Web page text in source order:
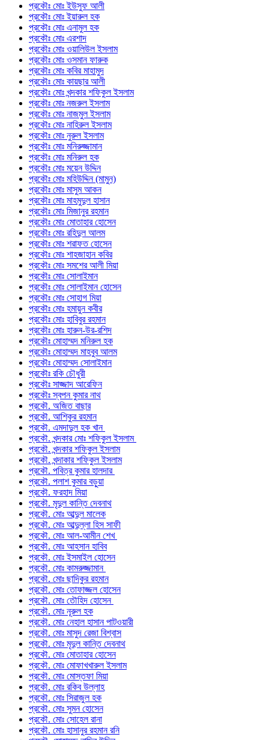
প্রকৌঃ মোঃ ইউসুফ আলী
প্রকৌঃ মোঃ ইয়ারুল হক
প্রকৌঃ মোঃ এনামুল হক
প্রকৌঃ মোঃ এরশাদ
প্রকৌঃ মোঃ ওয়ালিউল ইসলাম
প্রকৌঃ মোঃ ওসমান ফারুক
প্রকৌঃ মোঃ কবির মাহামুদ
প্রকৌঃ মোঃ কায়ছার আলী
প্রকৌঃ মোঃ খন্দকার শফিকুল ইসলাম
প্রকৌঃ মোঃ নজরুল ইসলাম
প্রকৌঃ মোঃ নাজমুল ইসলাম
প্রকৌঃ মোঃ নাহিরুল ইসলাম
প্রকৌঃ মোঃ নুরুল ইসলাম
প্রকৌঃ মোঃ মনিরুজ্জামান
প্রকৌঃ মোঃ মনিরুল হক
প্রকৌঃ মোঃ ময়েন উদ্দিন
প্রকৌঃ মোঃ মহিউদ্দিন (মামুন)
প্রকৌঃ মোঃ মাসুম আকন
প্রকৌঃ মোঃ মাহমুদুল হাসান
প্রকৌঃ মোঃ মিজানুর রহমান
প্রকৌঃ মোঃ মোতাহার হোসেন
প্রকৌঃ মোঃ রহিদুল আলম
প্রকৌঃ মোঃ শরাফত হোসেন
প্রকৌঃ মোঃ শাহজাহান কবির
প্রকৌঃ মোঃ সমশের আলী মিয়া
প্রকৌঃ মোঃ সোলাইমান
প্রকৌঃ মোঃ সোলাইমান হোসেন
প্রকৌঃ মোঃ সোহাগ মিয়া
প্রকৌঃ মোঃ হমায়ুন কবীর
প্রকৌঃ মোঃ হাবিবুর রহমান
প্রকৌঃ মোঃ হারুন-উর-রশিদ
প্রকৌঃ মোহাম্মদ মনিরুল হক
প্রকৌঃ মোহাম্মদ মাহবুব আলম
প্রকৌঃ মোহাম্মদ সোলাইমান
প্রকৌঃ রকি চৌধুরী
প্রকৌঃ সাজ্জাদ আরেফিন
প্রকৌঃ স্বপন কুমার নাথ
প্রকৌ. অজিত বাছার
প্রকৌ. আশিকুর রহমান
প্রকৌ. এমদাদুল হক খান
প্রকৌ. খন্দকার মোঃ শফিকুল ইসলাম
প্রকৌ. খন্দকার শফিকুল ইসলাম
প্রকৌ. খন্দাকার শফিকুল ইসলাম
প্রকৌ. পবিত্র কুমার হালদার
প্রকৌ. পলাশ কুমার বড়ুয়া
প্রকৌ. ফরহাদ মিয়া
প্রকৌ. মৃদুল কান্তি দেবনাথ
প্রকৌ. মোঃ আব্দুল মালেক
প্রকৌ. মোঃ আব্দুল্লা হিস সাফী
প্রকৌ. মোঃ আল-আমীন শেখ
প্রকৌ. মোঃ আহসান হাবিব
প্রকৌ. মোঃ ইসমাইল হোসেন
প্রকৌ. মোঃ কামরুজ্জামান
প্রকৌ. মোঃ ছাদিকুর রহমান
প্রকৌ. মোঃ তোফাজ্জল হোসেন
প্রকৌ. মোঃ তৌহিদ হোসেন
প্রকৌ. মোঃ নূরুল হক
প্রকৌ. মোঃ নেহাল হাসান পাটওয়ারী
প্রকৌ. মোঃ মাসুদ রেজা বিশ্বাস
প্রকৌ. মোঃ মৃদুল কান্তি দেবনাথ
প্রকৌ. মোঃ মোতাহার হোসেন
প্রকৌ. মোঃ মোফাখখারুল ইসলাম
প্রকৌ. মোঃ মোস্তফা মিয়া
প্রকৌ. মোঃ রকিব উল্লাহ
প্রকৌ. মোঃ সিরাজুল হক
প্রকৌ. মোঃ সুমন হোসেন
প্রকৌ. মোঃ সোহেল রানা
প্রকৌ. মোঃ হাসানুর রহমান রনি